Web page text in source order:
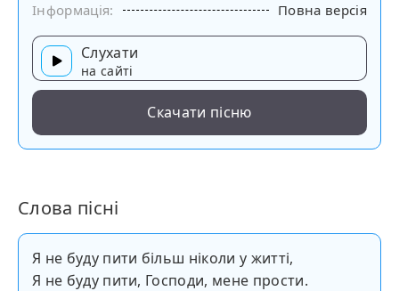
Інформація:
Повна версія
Слухати
на сайті
Скачати пісню
Слова пісні
Я не буду пити більш ніколи у житті,
Я не буду пити, Господи, мене прости.